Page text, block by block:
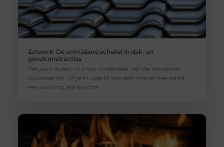
Zetwerk: De onmisbare schakel in dak- en
gevelconstructies
Zetwerk is een cruciaal onderdeel van de moderne
bouwsector. Of je nu werkt aan een industrieel pand,
een woning, agrarische